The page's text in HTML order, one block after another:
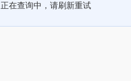
正在查询中，请刷新重试